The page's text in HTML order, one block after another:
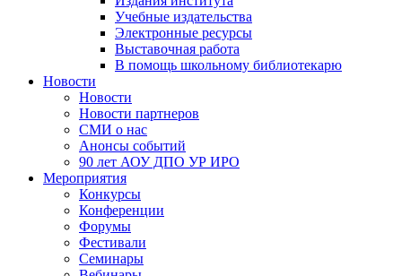
Учебные издательства
Электронные ресурсы
Выставочная работа
В помощь школьному библиотекарю
Новости
Новости
Новости партнеров
СМИ о нас
Анонсы событий
90 лет АОУ ДПО УР ИРО
Мероприятия
Конкурсы
Конференции
Форумы
Фестивали
Семинары